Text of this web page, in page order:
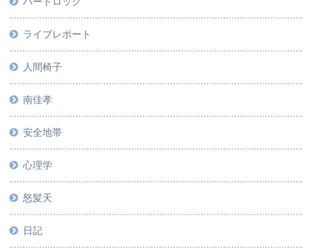
ライブレポート
人間椅子
南佳孝
安全地帯
心理学
怒髪天
日記